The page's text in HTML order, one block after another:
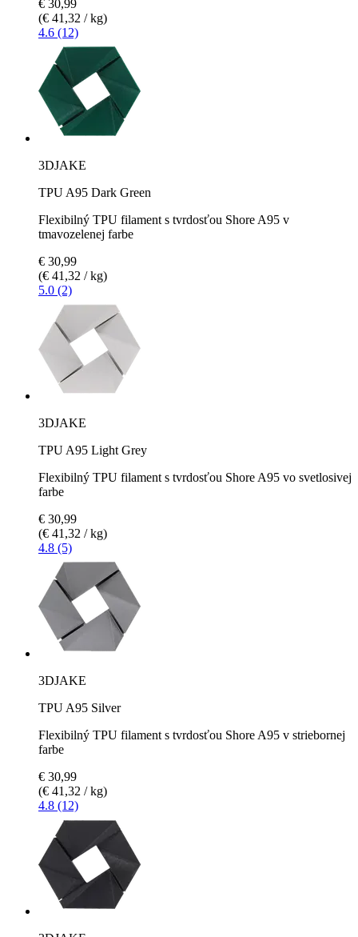
€ 30,99
(€ 41,32 / kg)
4.6 (12)
3DJAKE
TPU A95 Dark Green
Flexibilný TPU filament s tvrdosťou Shore A95 v
tmavozelenej farbe
€ 30,99
(€ 41,32 / kg)
5.0 (2)
3DJAKE
TPU A95 Light Grey
Flexibilný TPU filament s tvrdosťou Shore A95 vo svetlosivej
farbe
€ 30,99
(€ 41,32 / kg)
4.8 (5)
3DJAKE
TPU A95 Silver
Flexibilný TPU filament s tvrdosťou Shore A95 v striebornej
farbe
€ 30,99
(€ 41,32 / kg)
4.8 (12)